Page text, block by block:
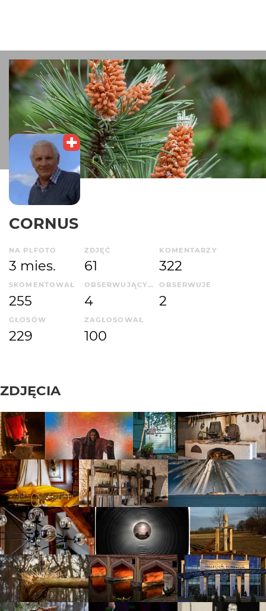
CORNUS
NA PLFOTO
3 mies.
ZDJĘĆ
61
KOMENTARZY
322
SKOMENTOWAŁ
255
OBSERWUJĄCYCH
4
OBSERWUJE
2
GŁOSÓW
229
ZAGŁOSOWAŁ
100
ZDJĘCIA